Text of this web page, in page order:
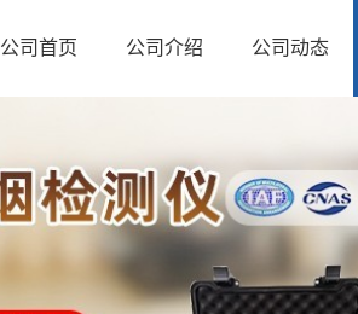
公司首页 公司介绍 公司动态